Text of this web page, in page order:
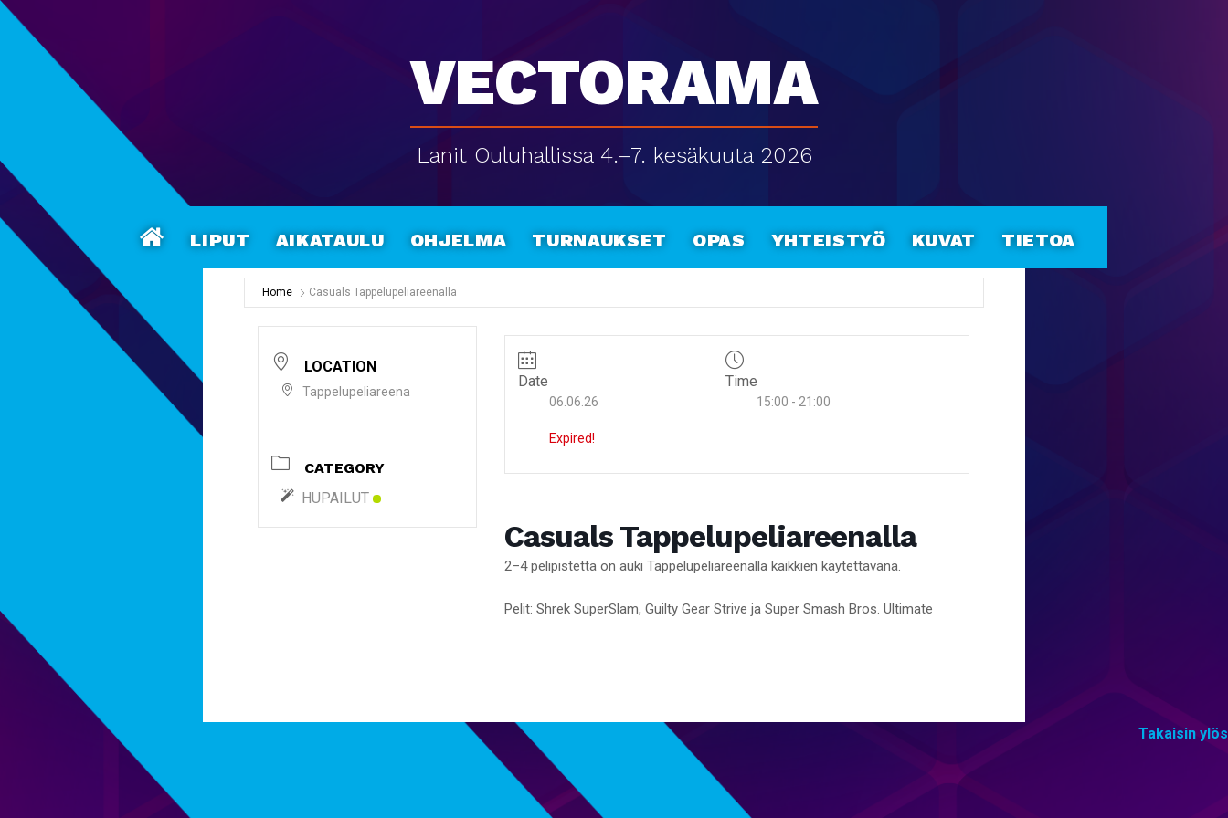
Vectorama
Lanit Ouluhallissa 4.–7. kesäkuuta 2026
Liput Aikataulu Ohjelma Turnaukset Opas Yhteistyö Kuvat Tietoa
Home Casuals Tappelupeliareenalla
LOCATION
Tappelupeliareena
CATEGORY
HUPAILUT
Date
06.06.26
Expired!
Time
15:00 - 21:00
Casuals Tappelupeliareenalla
2–4 pelipistettä on auki Tappelupeliareenalla kaikkien käytettävänä.
Pelit: Shrek SuperSlam, Guilty Gear Strive ja Super Smash Bros. Ultimate
Takaisin ylös